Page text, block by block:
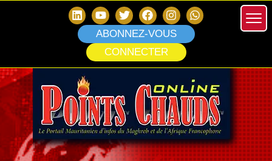
ABONNEZ-VOUS
CONNECTER